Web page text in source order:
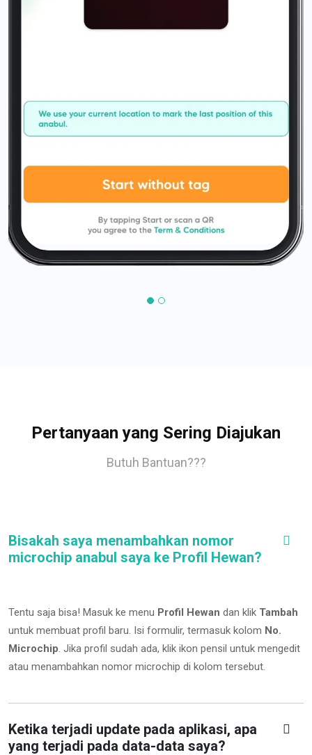
Pertanyaan yang Sering Diajukan
Butuh Bantuan???
Bisakah saya menambahkan nomor
microchip anabul saya ke Profil Hewan?
Tentu saja bisa! Masuk ke menu Profil Hewan dan klik Tambah
untuk membuat profil baru. Isi formulir, termasuk kolom No.
Microchip. Jika profil sudah ada, klik ikon pensil untuk mengedit
atau menambahkan nomor microchip di kolom tersebut.
Ketika terjadi update pada aplikasi, apa
yang terjadi pada data-data saya?